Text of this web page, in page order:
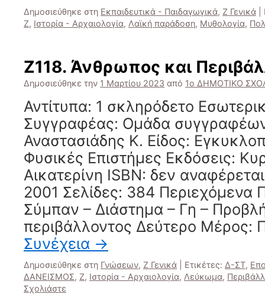
Δημοσιεύθηκε στη Εκπαιδευτικά - Παιδαγωγικά, Ζ Γενικά
Ζ, Ιστορία - Αρχαιολογία, Λαϊκή παράδοση, Μυθολογία,
Ζ118. Άνθρωπος και
Δημοσιεύθηκε την 1 Μαρτίου 2023 από 1ο ΔΗΜΟΤΙΚΟ
Αντίτυπα: 1 σκληρόδετο
Συγγραφέας: Ομάδα συγγραφέων
Αναστασιάδης Κ. Είδος:
Φυσικές Επιστήμες Εκδόσεις:
Αικατερίνη ISBN: δεν
2001 Σελίδες: 384
Σύμπαν – Διάστημα – Γη –
περιβάλλοντος Δεύτερο Μέρος:
Συνέχεια →
Δημοσιεύθηκε στη Γνώσεων, Ζ Γενικά Ετικέτες: Δ-ΣΤ,
ΔΑΝΕΙΣΜΟΣ, Ζ, Ιστορία - Αρχαιολογία, Λεύκωμα,
Σχολιάστε